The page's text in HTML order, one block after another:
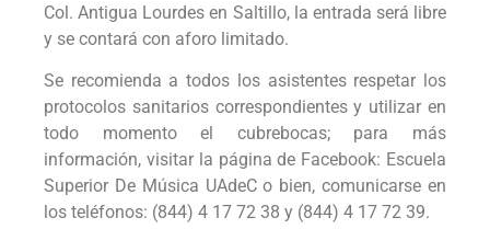
Col. Antigua Lourdes en Saltillo, la entrada será libre
y se contará con aforo limitado.
Se recomienda a todos los asistentes respetar los
protocolos sanitarios correspondientes y utilizar en
todo momento el cubrebocas; para más
información, visitar la página de Facebook: Escuela
Superior De Música UAdeC o bien, comunicarse en
los teléfonos: (844) 4 17 72 38 y (844) 4 17 72 39.